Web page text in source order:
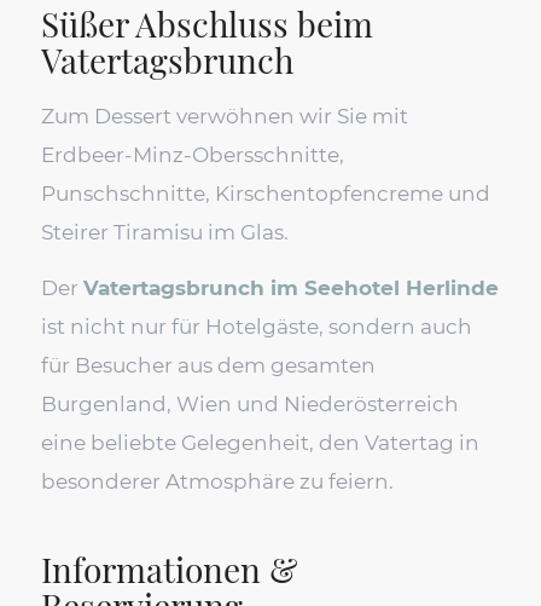
Süßer Abschluss beim
Vatertagsbrunch
Zum Dessert verwöhnen wir Sie mit
Erdbeer-Minz-Obersschnitte,
Punschschnitte, Kirschentopfencreme und
Steirer Tiramisu im Glas.
Der Vatertagsbrunch im Seehotel Herlinde
ist nicht nur für Hotelgäste, sondern auch
für Besucher aus dem gesamten
Burgenland, Wien und Niederösterreich
eine beliebte Gelegenheit, den Vatertag in
besonderer Atmosphäre zu feiern.
Informationen &